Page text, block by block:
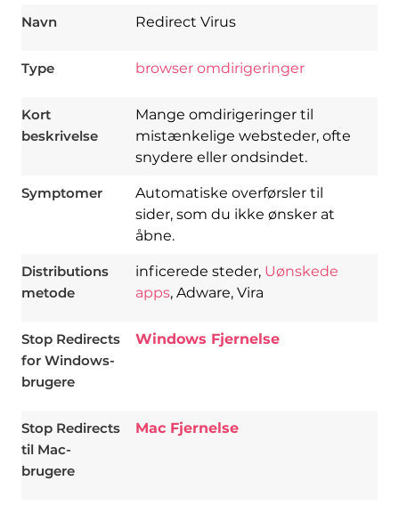
Navn Redirect Virus
Type browser omdirigeringer
Kort
beskrivelse
Mange omdirigeringer til
mistænkelige websteder, ofte
snydere eller ondsindet.
Symptomer
Automatiske overførsler til
sider, som du ikke ønsker at
åbne.
Distributions
metode
inficerede steder, Uønskede
apps, Adware, Vira
Stop Redirects
for Windows-
brugere
Windows Fjernelse
Stop Redirects
til Mac-
brugere
Mac Fjernelse